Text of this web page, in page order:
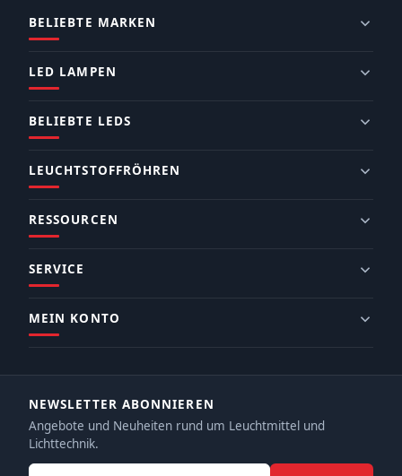
BELIEBTE MARKEN
LED LAMPEN
BELIEBTE LEDS
LEUCHTSTOFFRÖHREN
RESSOURCEN
SERVICE
MEIN KONTO
NEWSLETTER ABONNIEREN
Angebote und Neuheiten rund um Leuchtmittel und
Lichttechnik.
E-Mail-Adresse